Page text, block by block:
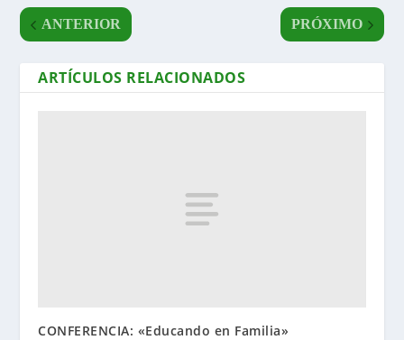
ANTERIOR PRÓXIMO
ARTÍCULOS RELACIONADOS
CONFERENCIA: «Educando en Familia»